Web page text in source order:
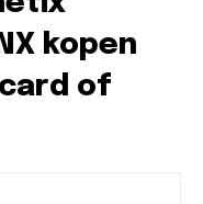
kopen
of